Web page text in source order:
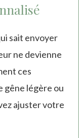
sait envoyer
ne devienne
ces
gêne légère ou
ajuster votre